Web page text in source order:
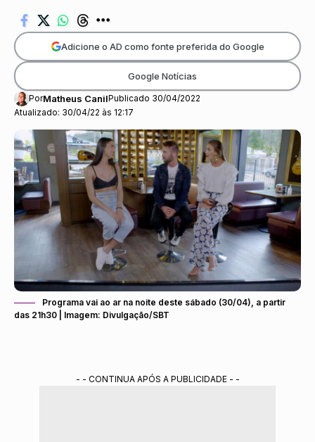
Atualizado: 30/04/22 às 12:17
PorMatheus CanilPublicado 30/04/2022
Adicione o AD como fonte preferida do Google
Google Notícias
Programa vai ao ar na noite deste sábado (30/04), a partir
das 21h30 | Imagem: Divulgação/SBT
- - CONTINUA APÓS A PUBLICIDADE - -